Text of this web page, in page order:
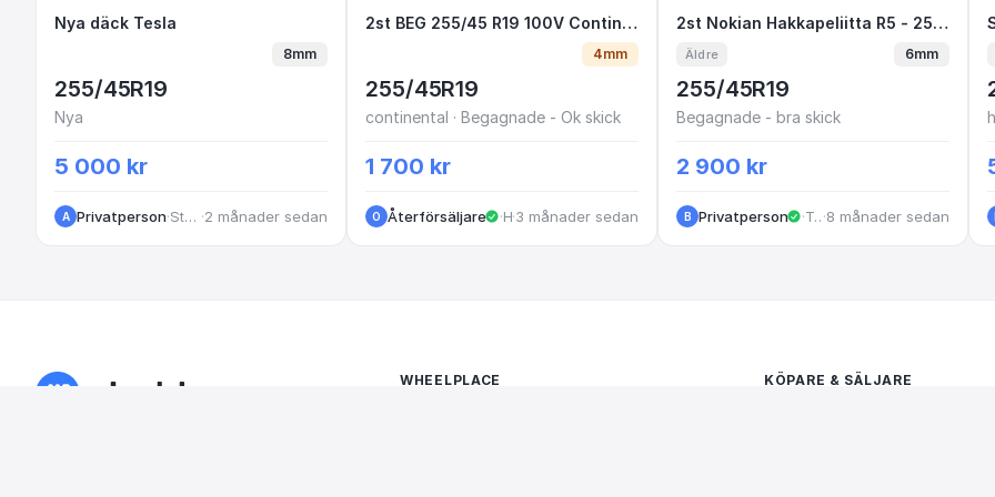
Nya däck Tesla
Nya däck Tesla
8mm
255/45R19
Nya
5 000 kr
A Privatperson· Stockholm ·2 månader sedan
2st BEG 255/45 R19 100V Continental
2st BEG 255/45 R19 100V Continental ContiSportContact 5 SEAL
4mm
255/45R19
continental · Begagnade - Ok skick
1 700 kr
O Återförsäljare · Huskvarna
·3 månader sedan
2st Nokian Hakkapeliitta R5
2st Nokian Hakkapeliitta R5 - 255/45-19
Äldre 6mm
255/45R19
Begagnade - bra skick
2 900 kr
B Privatperson · Tenhult·8 månader sedan
WHEELPLACE KÖPARE & SÄLJARE